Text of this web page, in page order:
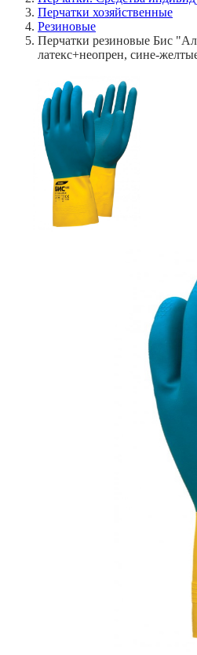
Перчатки хозяйственные
Резиновые
Перчатки резиновые Бис
латекс+неопрен, сине-